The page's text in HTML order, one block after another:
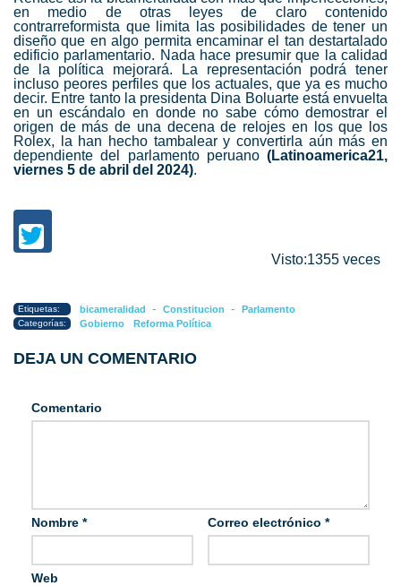
en medio de otras leyes de claro contenido
contrarreformista que limita las posibilidades de tener un
diseño que en algo permita encaminar el tan destartalado
edificio parlamentario. Nada hace presumir que la calidad
de la política mejorará. La representación podrá tener
incluso peores perfiles que los actuales, que ya es mucho
decir. Entre tanto la presidenta Dina Boluarte está envuelta
en un escándalo en donde no sabe cómo demostrar el
origen de más de una decena de relojes en los que los
Rolex, la han hecho tambalear y convertirla aún más en
dependiente del parlamento peruano (Latinoamerica21,
viernes 5 de abril del 2024).
Visto:1355 veces
Etiquetas: bicameralidad - Constitucion - Parlamento
Categorías: Gobierno Reforma Política
DEJA UN COMENTARIO
Comentario
Nombre * Correo electrónico *
Web